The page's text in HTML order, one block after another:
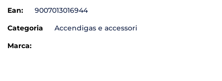
Ean:
9007013016944
Categoria
Accendigas e accessori
Marca: